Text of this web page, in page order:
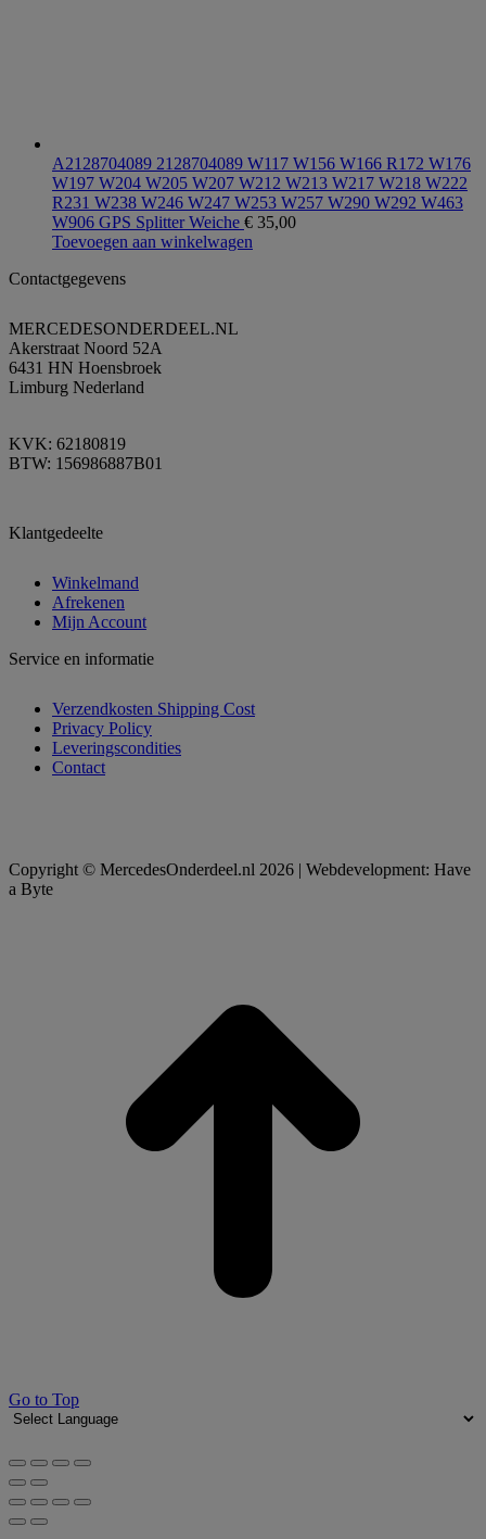
A2128704089 2128704089 W117 W156 W166 R172 W176
W197 W204 W205 W207 W212 W213 W217 W218 W222
R231 W238 W246 W247 W253 W257 W290 W292 W463
W906 GPS Splitter Weiche € 35,00
Toevoegen aan winkelwagen
Contactgegevens
MERCEDESONDERDEEL.NL
Akerstraat Noord 52A
6431 HN Hoensbroek
Limburg Nederland
KVK: 62180819
BTW: 156986887B01
Klantgedeelte
Winkelmand
Afrekenen
Mijn Account
Service en informatie
Verzendkosten Shipping Cost
Privacy Policy
Leveringscondities
Contact
Copyright © MercedesOnderdeel.nl 2026 | Webdevelopment: Have
a Byte
Go to Top